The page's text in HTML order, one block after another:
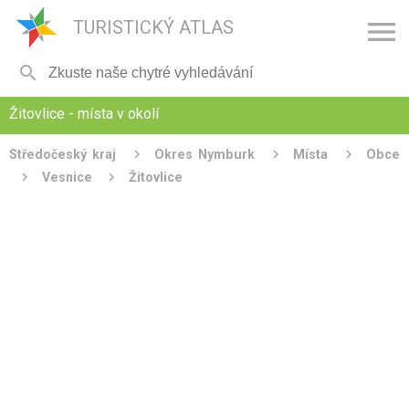
TURISTICKÝ ATLAS 

Žitovlice - místa v okolí
Středočeský kraj Okres Nymburk Místa
Obce
Vesnice
Žitovlice